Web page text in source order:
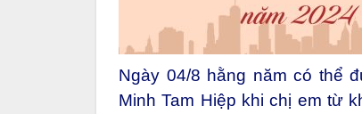
Ngày 04/8 hằng năm có thể
Minh Tam Hiệp khi chị em từ